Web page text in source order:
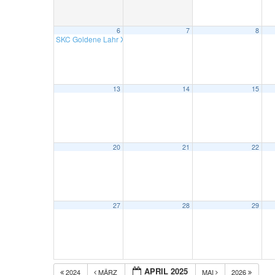
6
SKC Goldene Lahr X1-SKC 86 Schapbach X1
7 8
13 14 15
20 21 22
27 28 29
2024 MÄRZ APRIL 2025 MAI 2026